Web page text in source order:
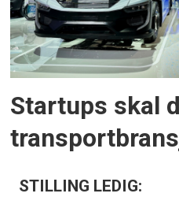
Startups skal
STILLING LEDIG: